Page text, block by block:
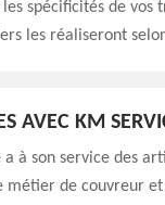
spécificités de vos
les réaliseront
AVEC KM
à son service des
métier de couvreur